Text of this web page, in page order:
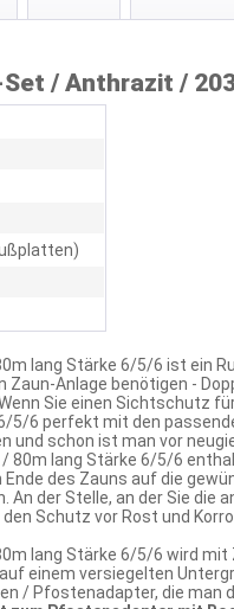
/ Anthrazit /
lang Stärke 6/5/6 ist ein
Anlage benötigen -
Sie einen Sichtschutz
5/6 perfekt mit den
schon ist man vor
lang Stärke 6/5/6
des Zauns auf die
An der Stelle, an der Sie
den Schutz vor Rost und
lang Stärke 6/5/6 wird mit
einem versiegelten
Pfostenadapter, die man